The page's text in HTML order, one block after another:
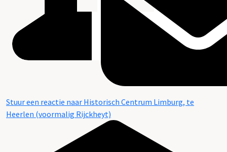
Stuur een reactie naar Historisch Centrum Limburg, te
Heerlen (voormalig Rijckheyt)